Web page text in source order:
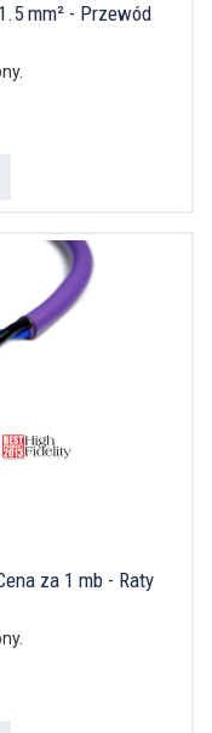
mm² - Przewód
za 1 mb - Raty